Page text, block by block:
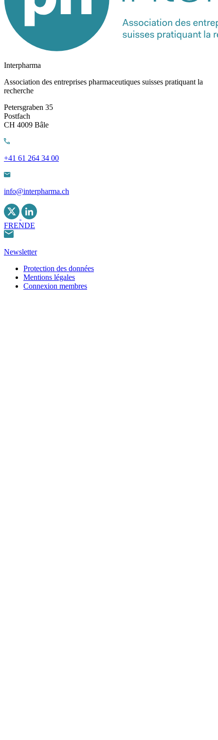
Interpharma
Association des entreprises pharmaceutiques suisses pratiquant la
recherche
Petersgraben 35
Postfach
CH 4009 Bâle
+41 61 264 34 00
info@interpharma.ch
FRENDE
Newsletter
Protection des données
Mentions légales
Connexion membres